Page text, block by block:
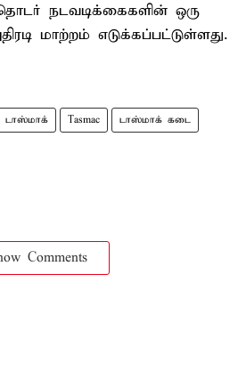
நடவடிக்கைகளின் ஒரு
மாற்றம் எடுக்கப்பட்டுள்ளது.
டாஸ்மாக் Tasmac டாஸ்மாக் கடை
Comments